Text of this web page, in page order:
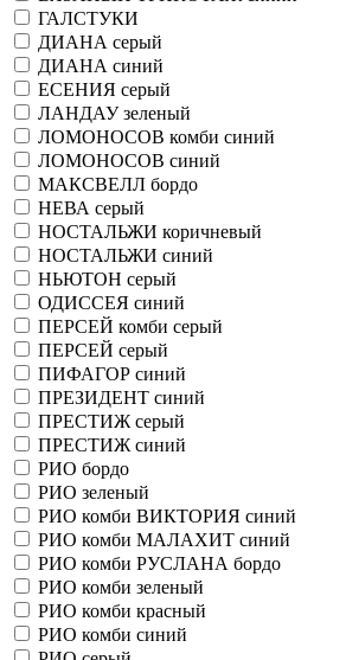
ГАЛСТУКИ
ДИАНА серый
ДИАНА синий
ЕСЕНИЯ серый
ЛАНДАУ зеленый
ЛОМОНОСОВ комби синий
ЛОМОНОСОВ синий
МАКСВЕЛЛ бордо
НЕВА серый
НОСТАЛЬЖИ коричневый
НОСТАЛЬЖИ синий
НЬЮТОН серый
ОДИССЕЯ синий
ПЕРСЕЙ комби серый
ПЕРСЕЙ серый
ПИФАГОР синий
ПРЕЗИДЕНТ синий
ПРЕСТИЖ серый
ПРЕСТИЖ синий
РИО бордо
РИО зеленый
РИО комби ВИКТОРИЯ синий
РИО комби МАЛАХИТ синий
РИО комби РУСЛАНА бордо
РИО комби зеленый
РИО комби красный
РИО комби синий